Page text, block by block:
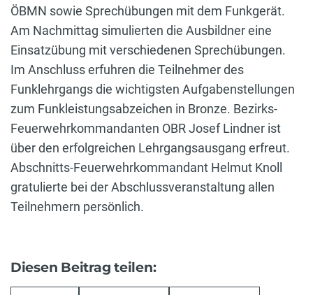
ÖBMN sowie Sprechübungen mit dem Funkgerät.
Am Nachmittag simulierten die Ausbildner eine
Einsatzübung mit verschiedenen Sprechübungen.
Im Anschluss erfuhren die Teilnehmer des
Funklehrgangs die wichtigsten Aufgabenstellungen
zum Funkleistungsabzeichen in Bronze. Bezirks-
Feuerwehrkommandanten OBR Josef Lindner ist
über den erfolgreichen Lehrgangsausgang erfreut.
Abschnitts-Feuerwehrkommandant Helmut Knoll
gratulierte bei der Abschlussveranstaltung allen
Teilnehmern persönlich.
Diesen Beitrag teilen: